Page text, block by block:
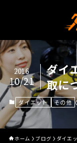
ダイ
取に
2016
10/21
ダイエット その他
ホーム ブログ ダイエ